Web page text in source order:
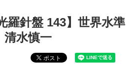
羅針盤 143】世界水準
水慎一
ポスト